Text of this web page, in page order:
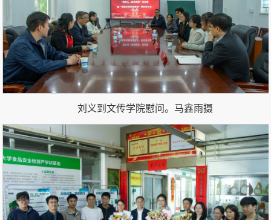
刘义到文传学院慰问。 马鑫雨摄